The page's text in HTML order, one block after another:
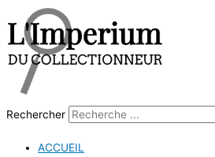
au
contenu
Rechercher
ACCUEIL